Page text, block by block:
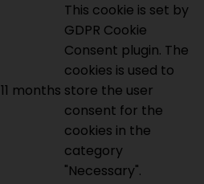
11 months
This cookie is set by
GDPR Cookie
Consent plugin. The
cookies is used to
store the user
consent for the
cookies in the
category
"Necessary".